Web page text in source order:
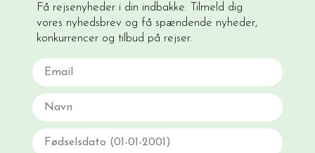
Få rejsenyheder i din indbakke. Tilmeld dig
vores nyhedsbrev og få spændende nyheder,
konkurrencer og tilbud på rejser.
Email
Navn
Fødselsdato